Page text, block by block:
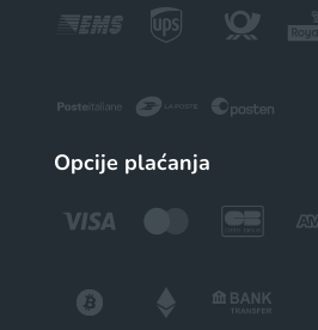
Opcije plaćanja